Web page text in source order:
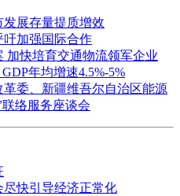
发展存量提质增效
吁加强国际合作
加快培育交通物流领军企业
年均增速4.5%-5%
委、新疆维吾尔自治区能源
络服务座谈会
快引导经济正常化